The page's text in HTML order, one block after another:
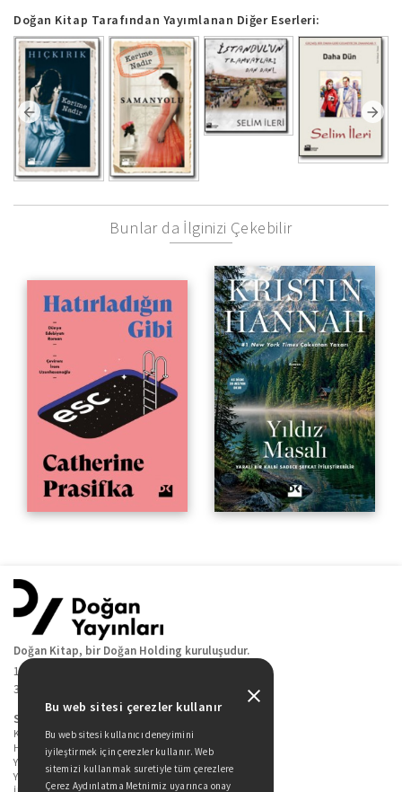
Doğan Kitap Tarafından Yayımlanan Diğer Eserleri:
Bunlar da İlginizi Çekebilir
Doğan Kitap, bir Doğan Holding kuruluşudur.
19 Mayıs Cad. Golden Plaza No:1 Kat:10
34360 / Şişli / İstanbul
Sitede Yer Alan Sayfalar
Kitaplarımız
Hakkımızda
Yazarlarımız
Yazar Adayları İçin
Bu web sitesi çerezler kullanır
Bu web sitesi kullanıcı deneyimini
iyileştirmek için çerezler kullanır. Web
sitemizi kullanmak suretiyle tüm çerezlere
Çerez Aydınlatma Metnimiz uyarınca onay